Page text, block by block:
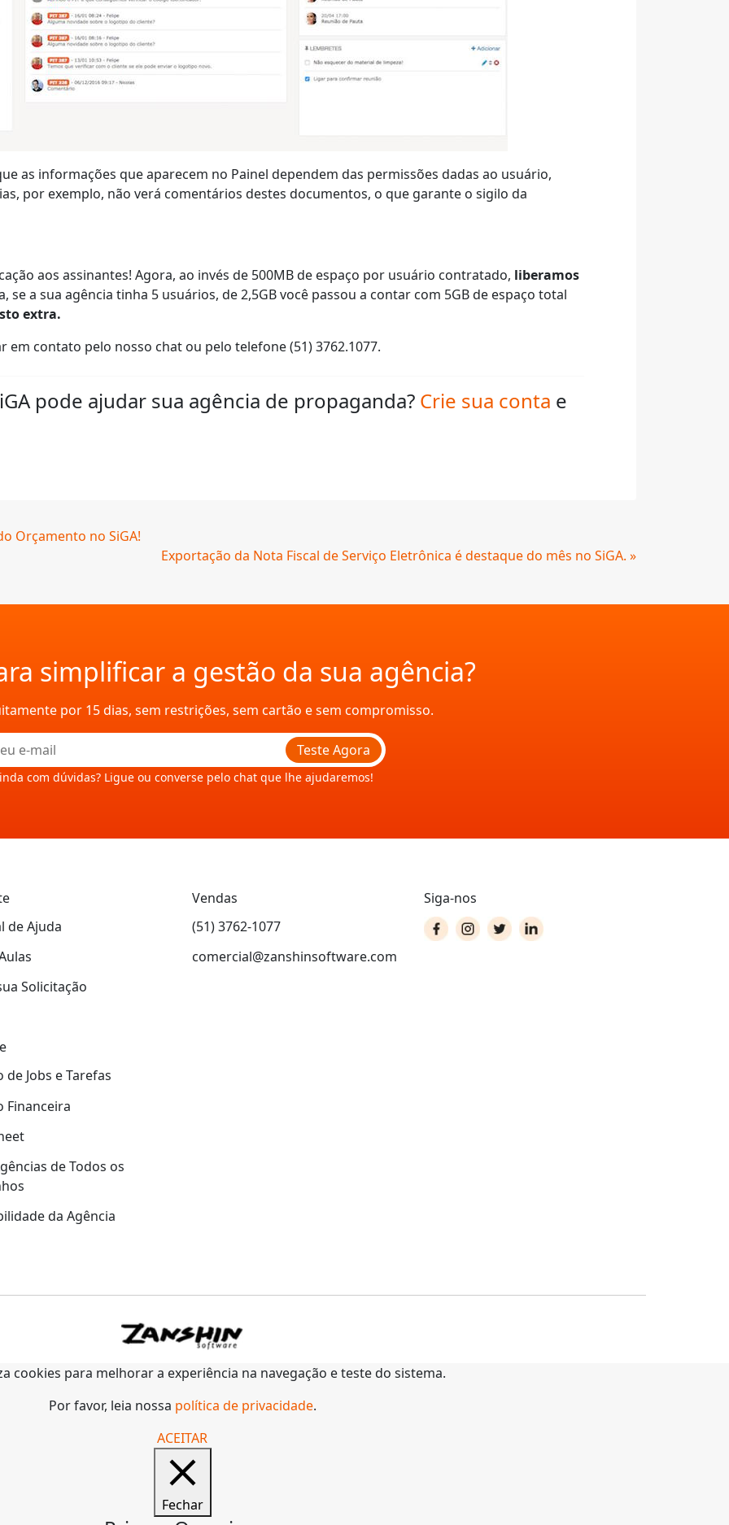
as informações que aparecem no Painel dependem das permissões dadas ao usuário,
por exemplo, não verá comentários destes documentos, o que garante o sigilo da
aos assinantes! Agora, ao invés de 500MB de espaço por usuário contratado, liberamos
se a sua agência tinha 5 usuários, de 2,5GB você passou a contar com 5GB de espaço total
extra.
em contato pelo nosso chat ou pelo telefone (51) 3762.1077.
pode ajudar sua agência de propaganda? Crie sua conta e
Orçamento no SiGA!
Exportação da Nota Fiscal de Serviço Eletrônica é destaque do mês no SiGA. »
simplificar a gestão da sua agência?
por 15 dias, sem restrições, sem cartão e sem compromisso.
Teste Agora
com dúvidas? Ligue ou converse pelo chat que lhe ajudaremos!
de Ajuda
Solicitação
de Jobs e Tarefas
Financeira
de Todos os
da Agência
Vendas
(51) 3762-1077
comercial@zanshinsoftware.com
Siga-nos
cookies para melhorar a experiência na navegação e teste do sistema.
Por favor, leia nossa política de privacidade.
ACEITAR
Fechar